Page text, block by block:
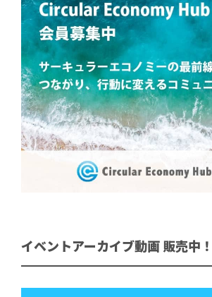
イベントアーカイブ動画 販売中！